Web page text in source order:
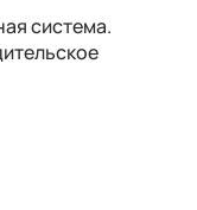
система.